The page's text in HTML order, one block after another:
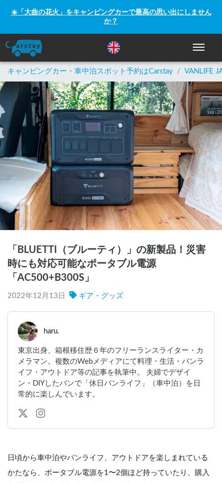
☀️「大曲の花火」をキャンピングカーで最高の思い出にしません
か？
ナビゲ
キャンピングカー・車中泊スポット予約はCarstay / VANLIFE
「BLUETTI（ブルーティ）」の新製品！災害
時にも対応可能なポータブル電源
「AC500+B300S」
2022年12月13日 ギア・グッズ
haru.
東京出身、箱根移住歴６年のフリーランスライター・カ
メラマン。複数のWebメディアにて料理・生活・バンラ
イフ・アウトドア等の記事を執筆中。 夫婦でデザイ
ン・DIYしたバンで「休日バンライフ」（車中泊）を日
常的に楽しんでいます。
日頃から車中泊やバンライフ、アウトドアを楽しまれている
かたなら、ポータブル電源を1〜2個ほど持っていたり、購入